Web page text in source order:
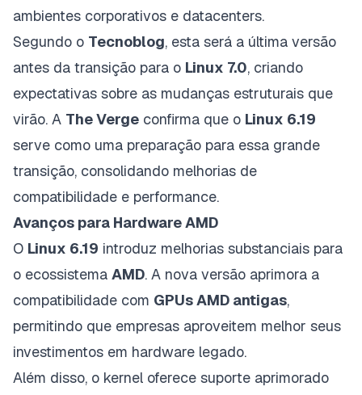
ambientes corporativos e datacenters.
Segundo o Tecnoblog, esta será a última versão
antes da transição para o Linux 7.0, criando
expectativas sobre as mudanças estruturais que
virão. A The Verge confirma que o Linux 6.19
serve como uma preparação para essa grande
transição, consolidando melhorias de
compatibilidade e performance.
Avanços para Hardware AMD
O Linux 6.19 introduz melhorias substanciais para
o ecossistema AMD. A nova versão aprimora a
compatibilidade com GPUs AMD antigas,
permitindo que empresas aproveitem melhor seus
investimentos em hardware legado.
Além disso, o kernel oferece suporte aprimorado